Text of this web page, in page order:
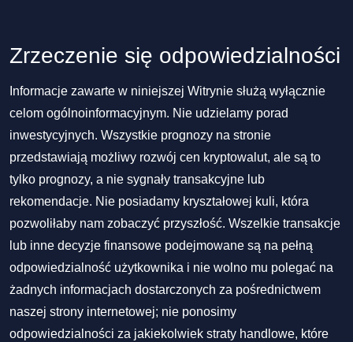
Zrzeczenie się odpowiedzialności
Informacje zawarte w niniejszej Witrynie służą wyłącznie
celom ogólnoinformacyjnym. Nie udzielamy porad
inwestycyjnych. Wszystkie prognozy na stronie
przedstawiają możliwy rozwój cen kryptowalut, ale są to
tylko prognozy, a nie sygnały transakcyjne lub
rekomendacje. Nie posiadamy kryształowej kuli, która
pozwoliłaby nam zobaczyć przyszłość. Wszelkie transakcje
lub inne decyzje finansowe podejmowane są na pełną
odpowiedzialność użytkownika i nie wolno mu polegać na
żadnych informacjach dostarczonych za pośrednictwem
naszej strony internetowej; nie ponosimy
odpowiedzialności za jakiekolwiek straty handlowe, które